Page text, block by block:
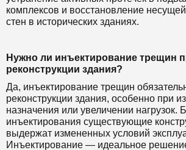
комплексов и восстановление
стен в исторических зданиях.
Нужно ли инъектирование трещин
реконструкции здания?
Да, инъектирование трещин
реконструкции здания, особенно при
назначения или увеличении нагрузок.
инъектирования существующие
выдержат измененных условий
Инъектирование — идеальное